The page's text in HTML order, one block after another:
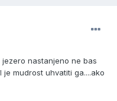
nastanjeno ne bas
mudrost uhvatiti ga....ako